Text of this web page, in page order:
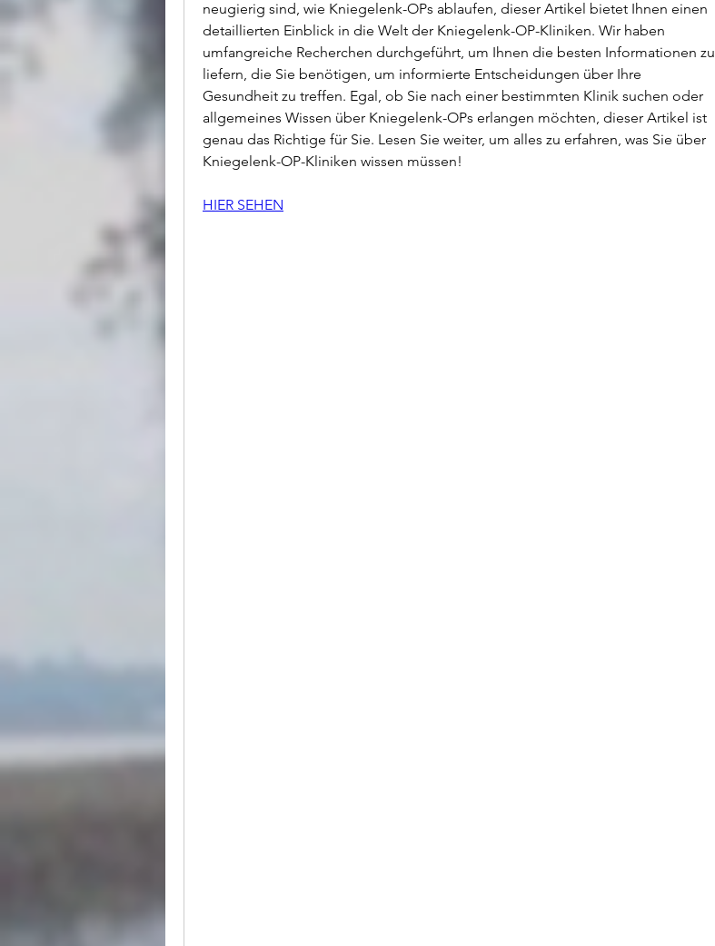
neugierig sind, wie Kniegelenk-OPs ablaufen, dieser Artikel bietet Ihnen einen
detaillierten Einblick in die Welt der Kniegelenk-OP-Kliniken. Wir haben
umfangreiche Recherchen durchgeführt, um Ihnen die besten Informationen zu
liefern, die Sie benötigen, um informierte Entscheidungen über Ihre
Gesundheit zu treffen. Egal, ob Sie nach einer bestimmten Klinik suchen oder
allgemeines Wissen über Kniegelenk-OPs erlangen möchten, dieser Artikel ist
genau das Richtige für Sie. Lesen Sie weiter, um alles zu erfahren, was Sie über
Kniegelenk-OP-Kliniken wissen müssen!
HIER SEHEN